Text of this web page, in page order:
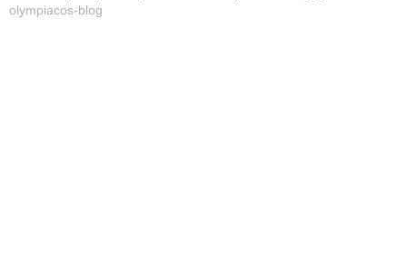
olympiacos-blog